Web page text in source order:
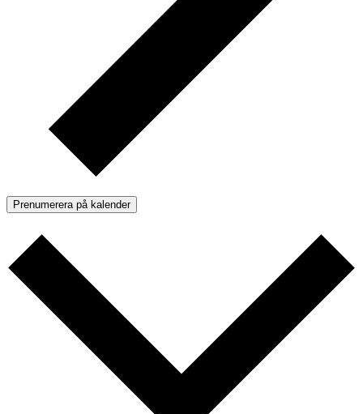
Prenumerera på kalender